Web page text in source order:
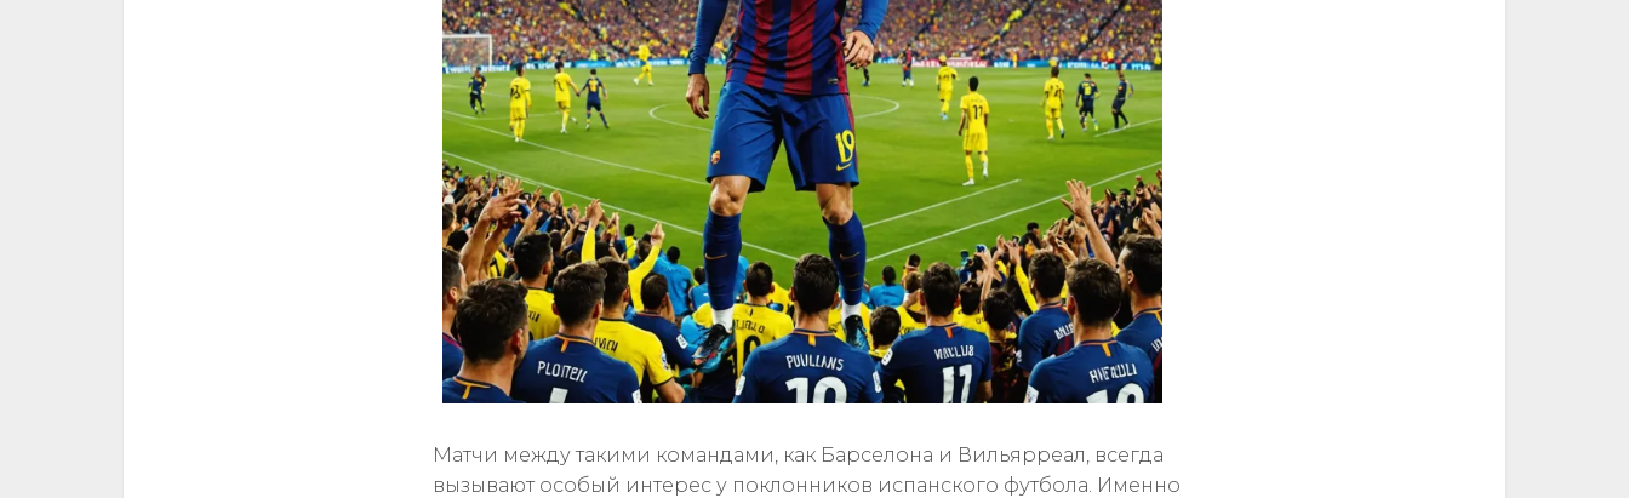
Матчи между такими командами, как Барселона и Вильярреал, всегда
вызывают особый интерес у поклонников испанского футбола. Именно